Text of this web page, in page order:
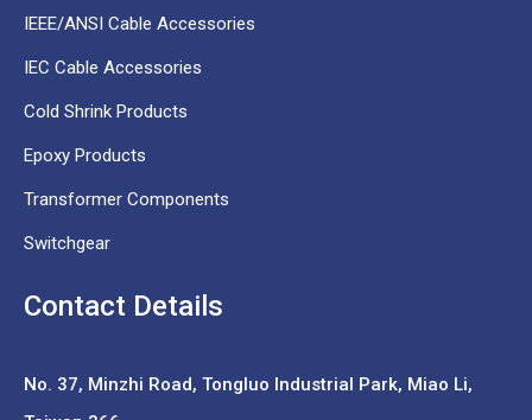
IEEE/ANSI Cable Accessories
IEC Cable Accessories
Cold Shrink Products
Epoxy Products
Transformer Components
Switchgear
Contact Details
No. 37, Minzhi Road, Tongluo Industrial Park, Miao Li,